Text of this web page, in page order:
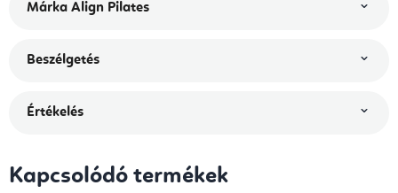
Márka Align Pilates
Beszélgetés
Értékelés
Kapcsolódó termékek